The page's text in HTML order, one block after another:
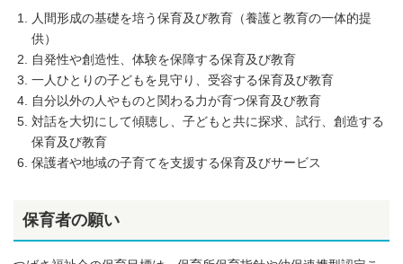
人間形成の基礎を培う保育及び教育（養護と教育の一体的提
供）
自発性や創造性、体験を保障する保育及び教育
一人ひとりの子どもを見守り、受容する保育及び教育
自分以外の人やものと関わる力が育つ保育及び教育
対話を大切にして傾聴し、子どもと共に探求、試行、創造する
保育及び教育
保護者や地域の子育てを支援する保育及びサービス
保育者の願い